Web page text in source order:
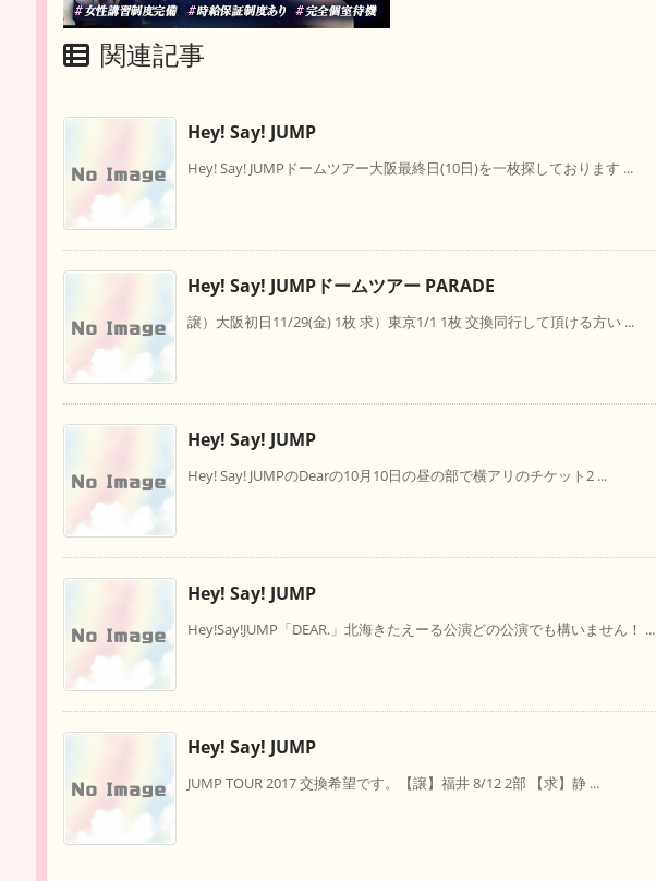
関連記事
Hey! Say! JUMP
Hey! Say! JUMPドームツアー大阪最終日(10日)を一枚探しております ...
Hey! Say! JUMPドームツアー PARADE
譲）大阪初日11/29(金) 1枚 求）東京1/1 1枚 交換同行して頂ける方い ...
Hey! Say! JUMP
Hey! Say! JUMPのDearの10月10日の昼の部で横アリのチケット2 ...
Hey! Say! JUMP
Hey!Say!JUMP「DEAR.」北海きたえーる公演どの公演でも構いません！ ...
Hey! Say! JUMP
JUMP TOUR 2017 交換希望です。【譲】福井 8/12 2部 【求】静 ...